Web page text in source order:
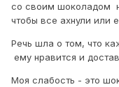
со своим шоколадом
чтобы все ахнули или
Речь шла о том, что
ему нравится и
Моя слабость - это